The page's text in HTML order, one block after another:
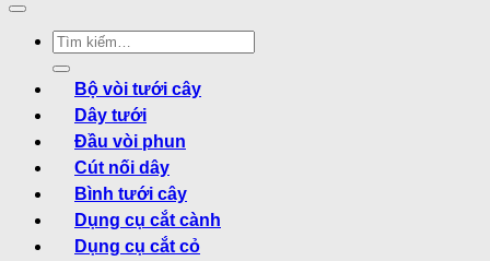
Tìm
kiếm:
Bộ vòi tưới cây
Dây tưới
Đầu vòi phun
Cút nối dây
Bình tưới cây
Dụng cụ cắt cành
Dụng cụ cắt cỏ